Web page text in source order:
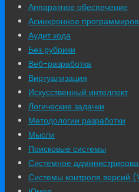
Аппаратное обеспечение
Асинхронное
Аудит кода
Без рубрики
Веб-разработка
Виртуализация
Искусственный интеллект
Логические задачки
Методологии разработки
Мысли
Поисковые системы
Системное
Системы контроля версий